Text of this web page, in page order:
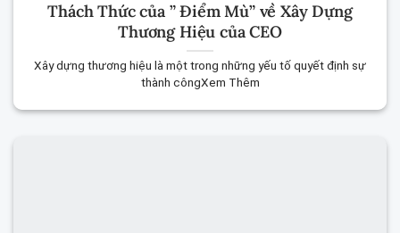
Thách Thức của ” Điểm Mù” về Xây Dựng
Thương Hiệu của CEO
Xây dựng thương hiệu là một trong những yếu tố quyết định sự
thành côngXem Thêm